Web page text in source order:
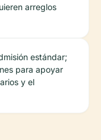
arreglos
estándar;
para apoyar
y el